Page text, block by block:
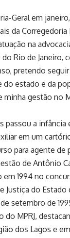
Geral em
da
na
Rio de Janeiro,
pretendo
estado e da
minha gestão no
passou a
em um
para agente de
de Antônio
1994 no
Justiça do
setembro de
do MPRJ,
dos Lagos e